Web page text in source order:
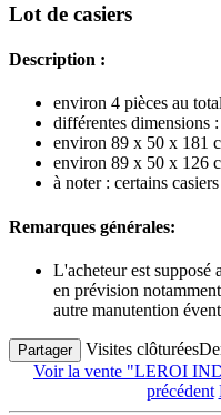
Lot de casiers
Description :
environ 4 pièces au total
différentes dimensions :
environ 89 x 50 x 181
environ 89 x 50 x 126
à noter : certains
Remarques générales:
L'acheteur est supposé
en prévision
autre manutention
Partager Visites clôturées
Voir la vente "LEROI
précédent